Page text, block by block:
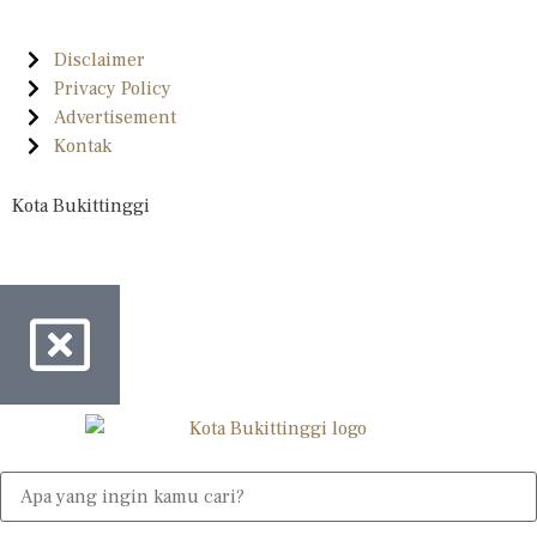
Disclaimer
Privacy Policy
Advertisement
Kontak
Kota Bukittinggi